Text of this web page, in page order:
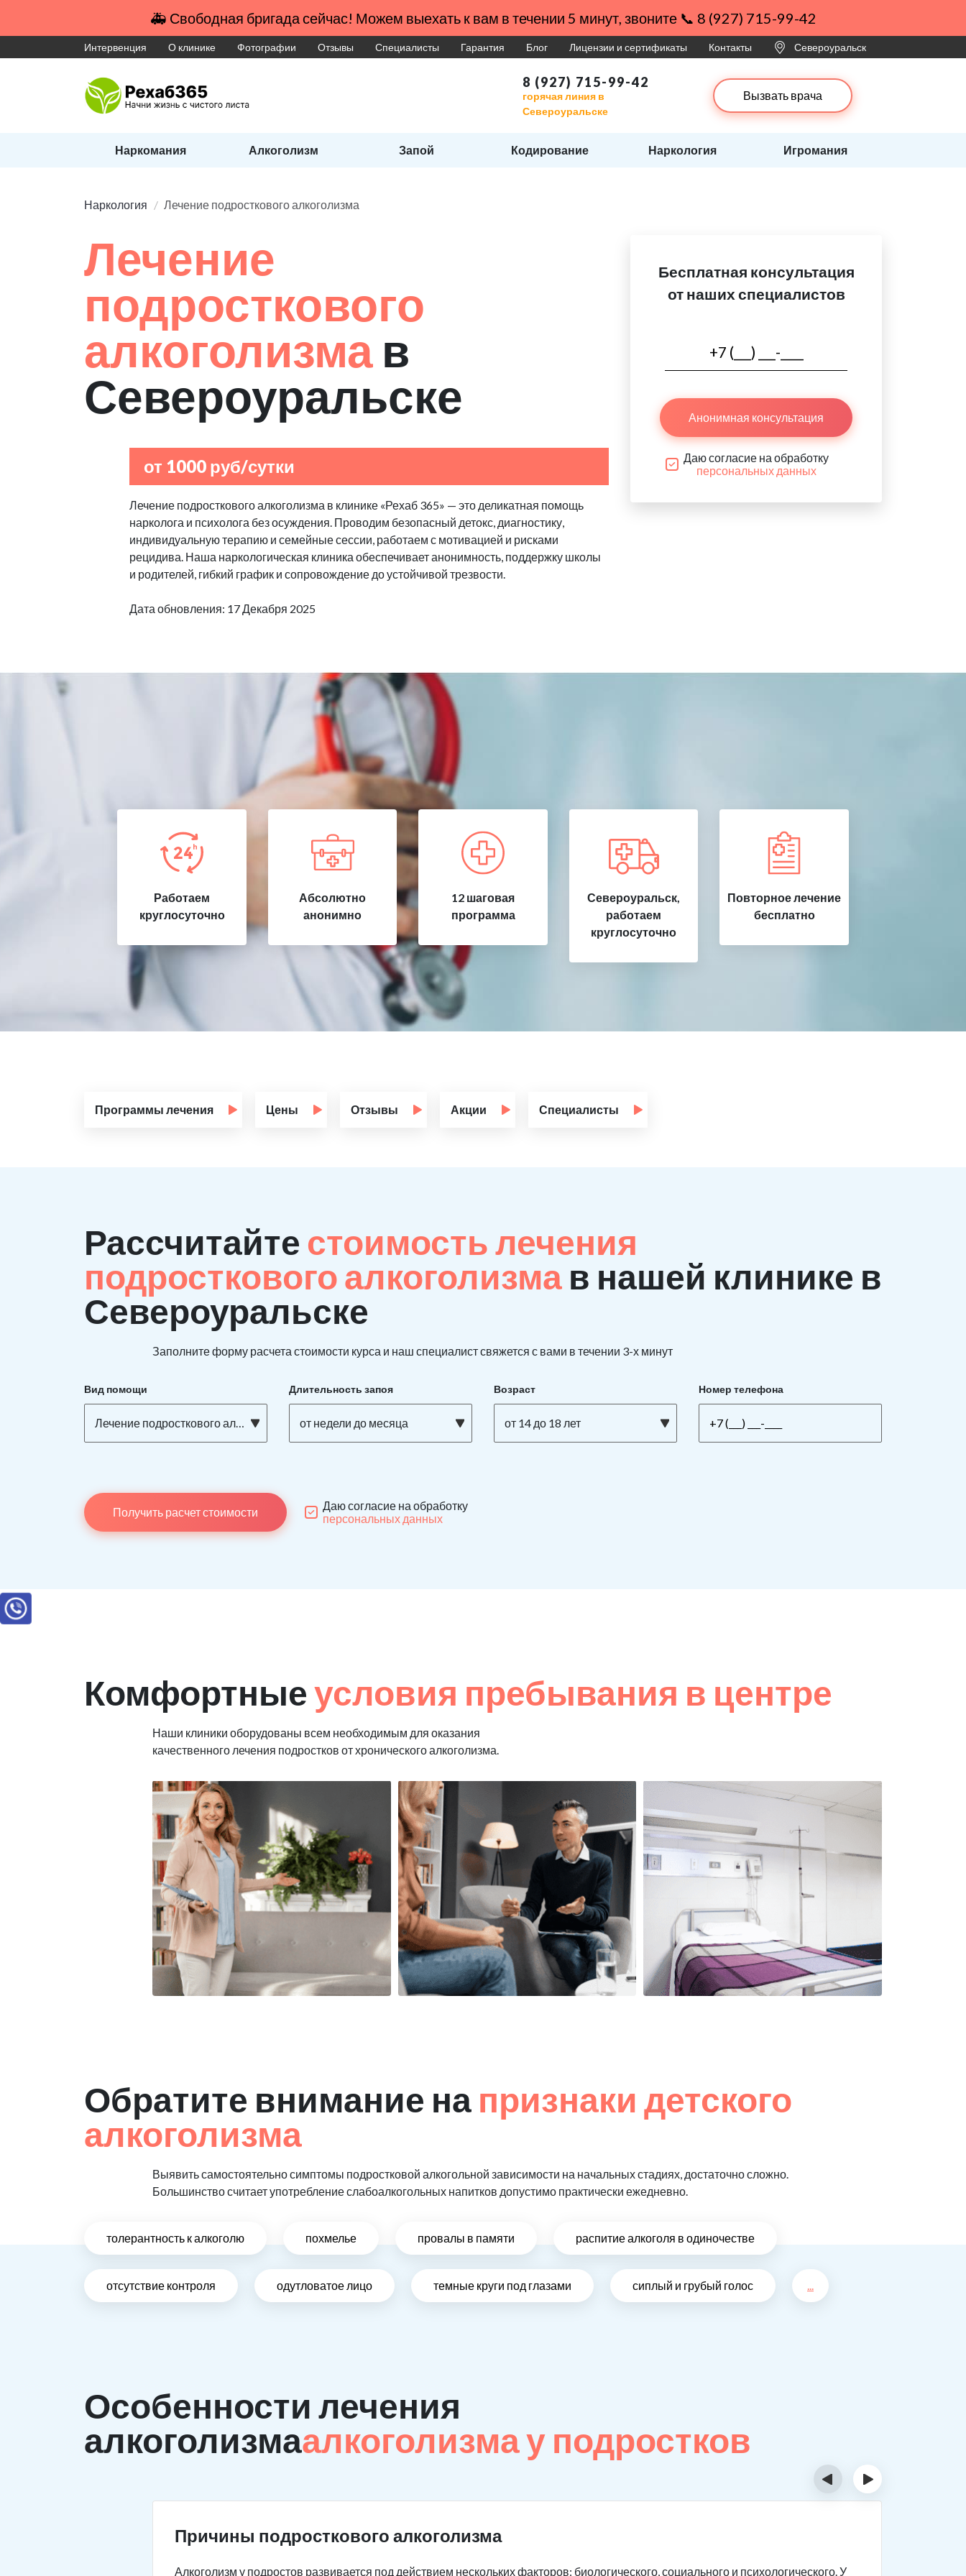
🚑 Свободная бригада сейчас! Можем выехать к вам в течении 5 минут, звоните 📞 8 (927) 715-99-42
Интервенция О клинике Фотографии Отзывы Специалисты Гарантия Блог Лицензии и сертификаты Контакты Североуральск
8 (927) 715-99-42
горячая линия в
Североуральске
Вызвать врача
Наркомания Алкоголизм Запой Кодирование Наркология Игромания
Наркология Лечение подросткового алкоголизма
Лечение
подросткового
алкоголизма в
Североуральске
от 1000 руб/сутки
Лечение подросткового алкоголизма в клинике «Рехаб 365» — это деликатная помощь
нарколога и психолога без осуждения. Проводим безопасный детокс, диагностику,
индивидуальную терапию и семейные сессии, работаем с мотивацией и рисками
рецидива. Наша наркологическая клиника обеспечивает анонимность, поддержку школы
и родителей, гибкий график и сопровождение до устойчивой трезвости.
Дата обновления: 17 Декабря 2025
Бесплатная консультация
от наших специалистов
Анонимная консультация
Даю согласие на обработку
персональных данных
Работаем
круглосуточно
Абсолютно
анонимно
12 шаговая
программа
Североуральск,
работаем
круглосуточно
Повторное лечение
бесплатно
Программы лечения Цены Отзывы Акции Специалисты
Рассчитайте стоимость лечения
подросткового алкоголизма в нашей клинике в
Североуральске
Заполните форму расчета стоимости курса и наш специалист свяжется с вами в течении 3-х минут
Вид помощи
Лечение подросткового алкоголизма
Длительность запоя
от недели до месяца
Возраст
от 14 до 18 лет
Номер телефона
Получить расчет стоимости
Даю согласие на обработку
персональных данных
Комфортныеусловия пребывания в центре
Наши клиники оборудованы всем необходимым для оказания
качественного лечения подростков от хронического алкоголизма.
Обратите внимание на признаки детского
алкоголизма
Выявить самостоятельно симптомы подростковой алкогольной зависимости на начальных стадиях, достаточно сложно.
Большинство считает употребление слабоалкогольных напитков допустимо практически ежедневно.
толерантность к алкоголю похмелье провалы в памяти распитие алкоголя в одиночестве
отсутствие контроля одутловатое лицо темные круги под глазами сиплый и грубый голос ...
Особенности лечения
алкоголизмаалкоголизма у подростков
Причины подросткового алкоголизма
Алкоголизм у подростов развивается под действием нескольких факторов: биологического, социального и психологического. У
‹ ›